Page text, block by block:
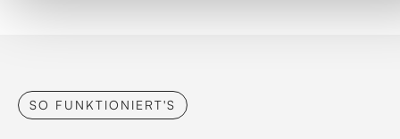
SO FUNKTIONIERT'S